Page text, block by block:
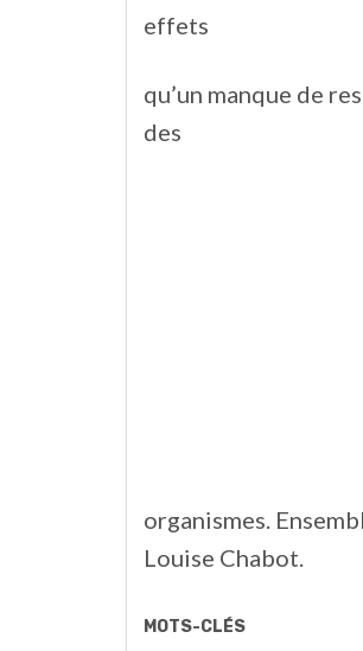
effets
qu’un manque de
des
organismes.
Louise Chabot.
MOTS-CLÉS